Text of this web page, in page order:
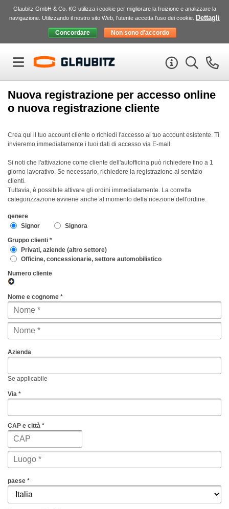
Glaubitz GmbH & Co. KG utilizza i cookie per migliorare la fruizione e analizzare la
navigazione. Utilizzando il nostro sito Web, l'utente accetta l'uso dei cookie.
Dettagli
Nuova registrazione per accesso online
o nuova registrazione cliente
Crea qui il tuo account cliente o richiedi l'accesso al tuo account esistente. Ti
invieremo immediatamente i tuoi dati di accesso via E-mail.
Si noti che l'attivazione come cliente dell'autofficina può richiedere fino a 1
giorno lavorativo. Se necessario, richiedere la registrazione al servizio
clienti.
Tuttavia, è possibile attivare gli ordini immediatamente. La corretta
categorizzazione avviene anche al momento della ricezione dell'ordine.
genere
Signor
Signora
Gruppo clienti *
Privati, aziende (altro settore)
Officine, concessionarie, settore automobilistico
Numero cliente
Nome e cognome *
Azienda
Se applicabile
Via *
CAP e città *
paese *